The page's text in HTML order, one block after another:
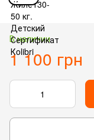
В наличии
1 100 грн